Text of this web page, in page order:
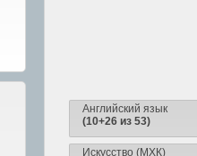
Английский язык
(10+26 из 53)
Искусство (МХК)